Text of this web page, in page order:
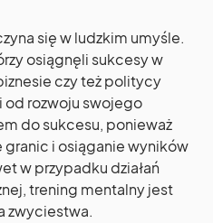
się w ludzkim umyśle.
osiągnęli sukcesy w
czy też politycy
rozwoju swojego
do sukcesu, ponieważ
granic i osiąganie wyników
w przypadku działań
trening mentalny jest
zwyciestwa.